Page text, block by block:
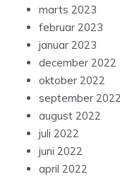
marts 2023
februar 2023
januar 2023
december 2022
oktober 2022
september 2022
august 2022
juli 2022
juni 2022
april 2022